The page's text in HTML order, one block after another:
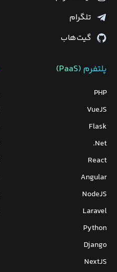
تلگرام
گیت‌هاب
پلتفرم (PaaS)
PHP
VueJS
Flask
Net.
React
Angular
NodeJS
Laravel
Python
Django
NextJS